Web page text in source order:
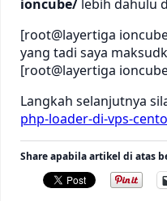
ioncube/ lebih dahulu
[root@layertiga
yang tadi saya
[root@layertiga
Langkah selanjutnya
php-loader-di-vps-
Share apabila artikel di atas